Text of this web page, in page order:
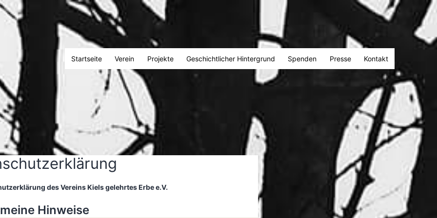
Startseite Verein Projekte Geschichtlicher Hintergrund Spenden Presse Kontakt
des Vereins Kiels gelehrtes Erbe e.V.
Hinweise